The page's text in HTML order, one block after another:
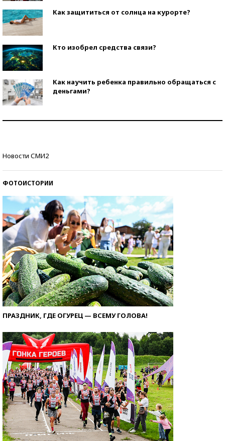
Как защититься от солнца на курорте?
Кто изобрел средства связи?
Как научить ребенка правильно обращаться с
деньгами?
Новости СМИ2
ФОТОИСТОРИИ
ПРАЗДНИК, ГДЕ ОГУРЕЦ — ВСЕМУ ГОЛОВА!